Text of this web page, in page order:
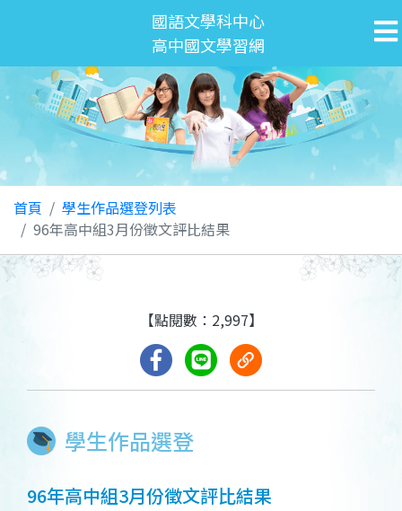
國語文學科中心
高中國文學習網
首頁
學生作品選登列表
96年高中組3月份徵文評比結果
學生作品選登
【點閱數：2,997】
96年高中組3月份徵文評比結果